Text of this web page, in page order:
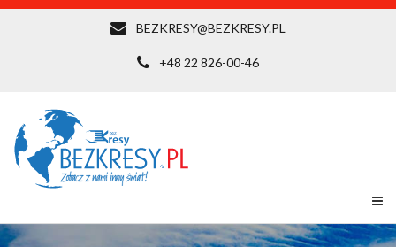
BEZKRESY@BEZKRESY.PL
+48 22 826-00-46